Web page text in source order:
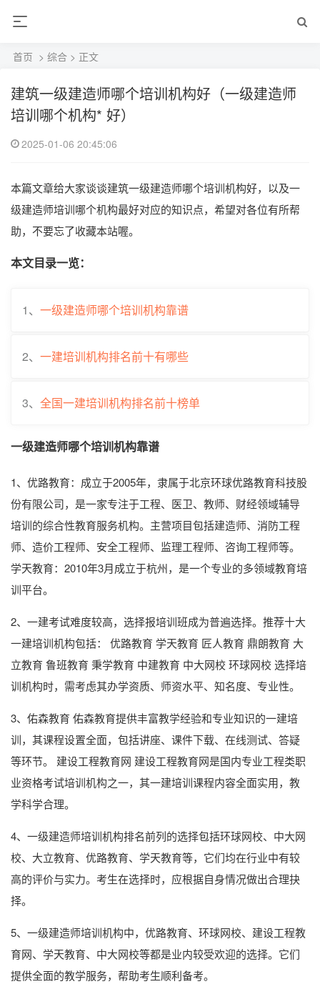
首页 > 综合 > 正文
建筑一级建造师哪个培训机构好（一级建造师
培训哪个机构* 好）
2025-01-06 20:45:06
本篇文章给大家谈谈建筑一级建造师哪个培训机构好，以及一
级建造师培训哪个机构最好对应的知识点，希望对各位有所帮
助，不要忘了收藏本站喔。
本文目录一览：
1、 一级建造师哪个培训机构靠谱
2、 一建培训机构排名前十有哪些
3、 全国一建培训机构排名前十榜单
一级建造师哪个培训机构靠谱
1、优路教育：成立于2005年，隶属于北京环球优路教育科技股
份有限公司，是一家专注于工程、医卫、教师、财经领域辅导
培训的综合性教育服务机构。主营项目包括建造师、消防工程
师、造价工程师、安全工程师、监理工程师、咨询工程师等。
学天教育：2010年3月成立于杭州，是一个专业的多领域教育培
训平台。
2、一建考试难度较高，选择报培训班成为普遍选择。推荐十大
一建培训机构包括： 优路教育 学天教育 匠人教育 鼎朗教育 大
立教育 鲁班教育 秉学教育 中建教育 中大网校 环球网校 选择培
训机构时，需考虑其办学资质、师资水平、知名度、专业性。
3、佑森教育 佑森教育提供丰富教学经验和专业知识的一建培
训，其课程设置全面，包括讲座、课件下载、在线测试、答疑
等环节。 建设工程教育网 建设工程教育网是国内专业工程类职
业资格考试培训机构之一，其一建培训课程内容全面实用，教
学科学合理。
4、一级建造师培训机构排名前列的选择包括环球网校、中大网
校、大立教育、优路教育、学天教育等，它们均在行业中有较
高的评价与实力。考生在选择时，应根据自身情况做出合理抉
择。
5、一级建造师培训机构中，优路教育、环球网校、建设工程教
育网、学天教育、中大网校等都是业内较受欢迎的选择。它们
提供全面的教学服务，帮助考生顺利备考。